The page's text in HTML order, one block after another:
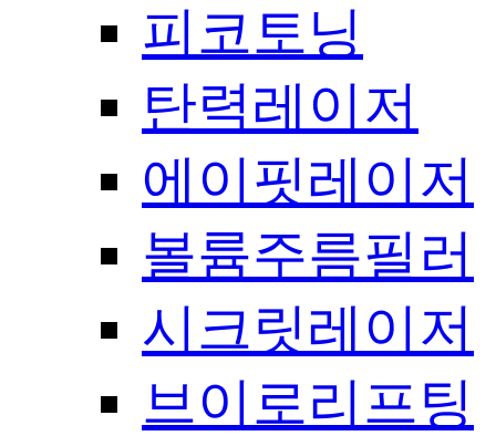
피코토닝
탄력레이저
에이핏레이저
볼륨주름필러
시크릿레이저
브이로리프팅